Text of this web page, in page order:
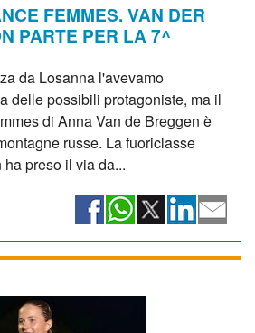
FEMMES. VAN DER
PARTE PER LA 7^
da Losanna l'avevamo
delle possibili protagoniste, ma il
di Anna Van de Breggen è
russe. La fuoriclasse
preso il via da...